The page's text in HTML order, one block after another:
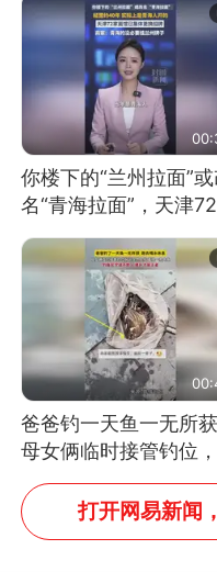
你楼下的“兰州拉面”
名“青海拉面”，天津
爸爸钓一天鱼一无所获
母女俩临时接管钓位
玩具鱼竿钓上大鱼
打开网易新闻